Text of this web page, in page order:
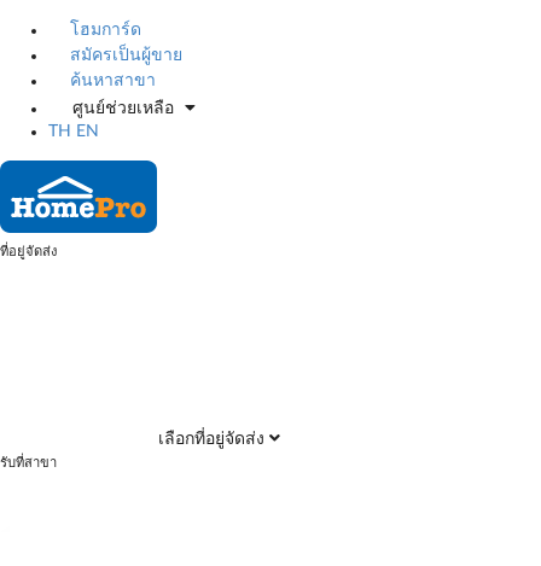
โฮมการ์ด
สมัครเป็นผู้ขาย
ค้นหาสาขา
ศูนย์ช่วยเหลือ
TH
EN
ที่อยู่จัดส่ง
เลือกที่อยู่จัดส่ง
รับที่สาขา